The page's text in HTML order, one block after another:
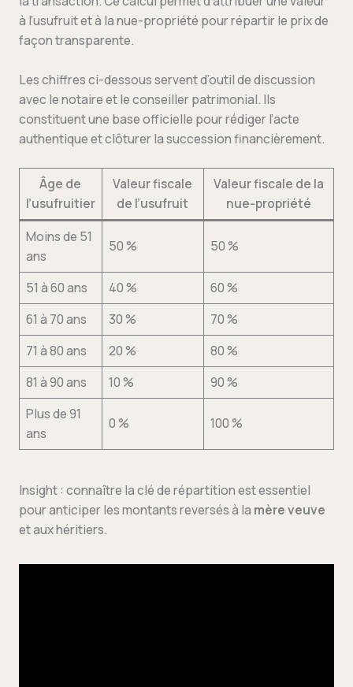
à l’usufruit et à la nue-propriété pour répartir le prix de
façon transparente.
Les chiffres ci-dessous servent d’outil de discussion
avec le notaire et le conseiller patrimonial. Ils
constituent une base officielle pour rédiger l’acte
authentique et clôturer la succession financièrement.
Âge de
l’usufruitier
Valeur fiscale
de l’usufruit
Valeur fiscale de la
nue-propriété
Moins de 51
ans
50 % 50 %
51 à 60 ans 40 %
60 %
61 à 70 ans
30 %
70 %
71 à 80 ans
20 %
80 %
81 à 90 ans
10 %
90 %
Plus de 91
ans
0 % 100 %
Insight : connaître la clé de répartition est essentiel
pour anticiper les montants reversés à la mère veuve
et aux héritiers.